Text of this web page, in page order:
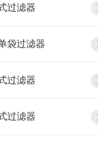
过滤器
袋过滤器
过滤器
过滤器